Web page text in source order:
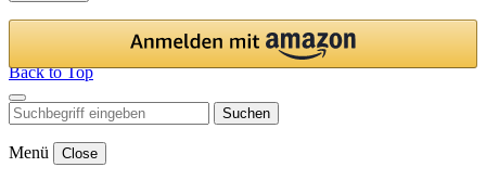
Back to Top
Suchen
Menü Close